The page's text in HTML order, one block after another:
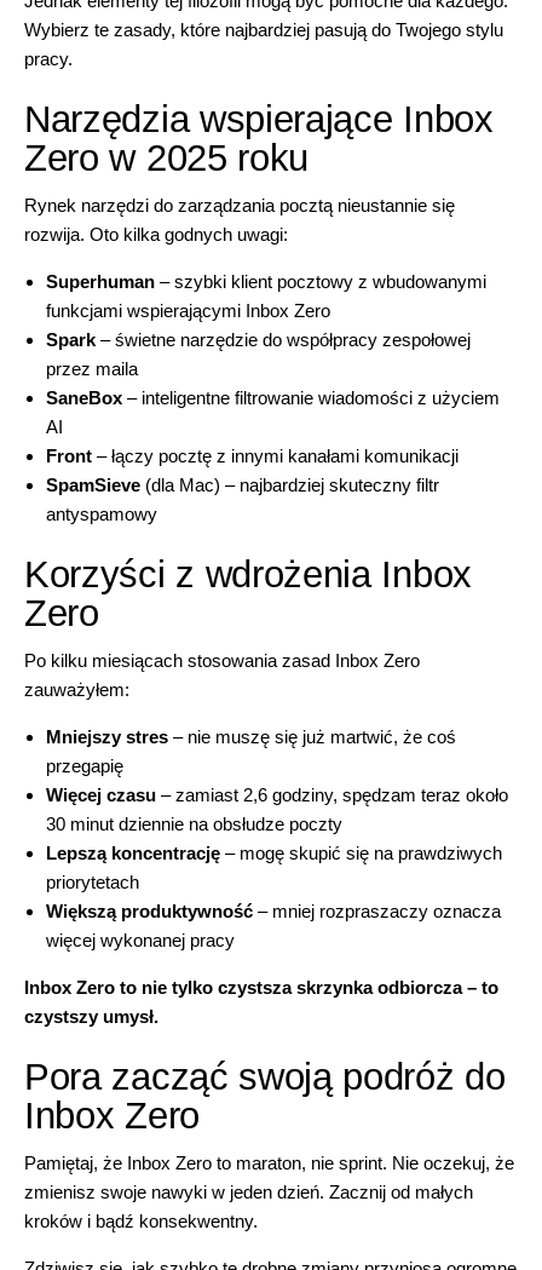
Wybierz te zasady, które najbardziej pasują do Twojego stylu
pracy.
Narzędzia wspierające Inbox
Zero w 2025 roku
Rynek narzędzi do zarządzania pocztą nieustannie się
rozwija. Oto kilka godnych uwagi:
Superhuman – szybki klient pocztowy z wbudowanymi
funkcjami wspierającymi Inbox Zero
Spark – świetne narzędzie do współpracy zespołowej
przez maila
SaneBox – inteligentne filtrowanie wiadomości z użyciem
AI
Front – łączy pocztę z innymi kanałami komunikacji
SpamSieve (dla Mac) – najbardziej skuteczny filtr
antyspamowy
Korzyści z wdrożenia Inbox
Zero
Po kilku miesiącach stosowania zasad Inbox Zero
zauważyłem:
Mniejszy stres – nie muszę się już martwić, że coś
przegapię
Więcej czasu – zamiast 2,6 godziny, spędzam teraz około
30 minut dziennie na obsłudze poczty
Lepszą koncentrację – mogę skupić się na prawdziwych
priorytetach
Większą produktywność – mniej rozpraszaczy oznacza
więcej wykonanej pracy
Inbox Zero to nie tylko czystsza skrzynka odbiorcza – to
czystszy umysł.
Pora zacząć swoją podróż do
Inbox Zero
Pamiętaj, że Inbox Zero to maraton, nie sprint. Nie oczekuj, że
zmienisz swoje nawyki w jeden dzień. Zacznij od małych
kroków i bądź konsekwentny.